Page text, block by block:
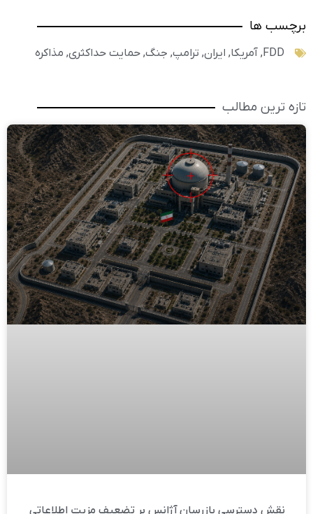
برچسب ها
FDD
, آمریکا, ایران, ترامپ, جنگ, حمایت حداکثری, مذاکره
تازه ترین مطالب
نقش دسترسی بازرسان آژانس بر تضعیف مزیت اطلاعاتی